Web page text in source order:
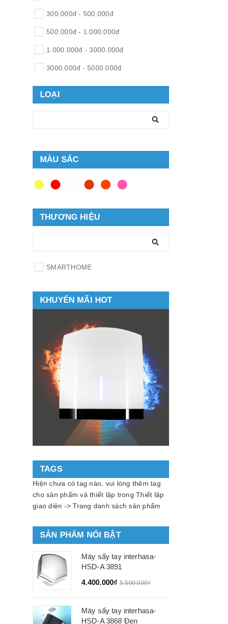
300.000đ - 500.000đ
500.000đ - 1.000.000đ
1.000.000đ - 3000.000đ
3000.000đ - 5000.000đ
5000.000đ - 10.000.000đ
Giá trên 10.000.000đ
LOẠI
MÀU SẮC
THƯƠNG HIỆU
SMARTHOME
KHUYẾN MÃI HOT
TAGS
Hiện chưa có tag nào, vui lòng thêm tag
cho sản phẩm và thiết lập trong Thiết lập
giao diện -> Trang danh sách sản phẩm
SẢN PHẨM NỔI BẬT
Máy sấy tay interhasa-
HSD-A 3891
4.400.000₫ 5.500.000₫
Máy sấy tay interhasa-
HSD-A 3868 Đen